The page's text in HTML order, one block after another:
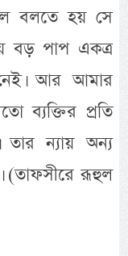
বলতে হয় সে
বড় পাপ একত্র
নেই। আর আমার
ব্যক্তির প্রতি
ন্যায় অন্য
(তাফসীরে রূহুল